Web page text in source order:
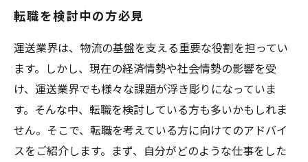
転職を検討中の方必見
運送業界は、物流の基盤を支える重要な役割を担ってい
ます。しかし、現在の経済情勢や社会情勢の影響を受
け、運送業界でも様々な課題が浮き彫りになっていま
す。そんな中、転職を検討している方も多いかもしれま
せん。そこで、転職を考えている方に向けてのアドバイ
スをご紹介します。まず、自分がどのような仕事をした